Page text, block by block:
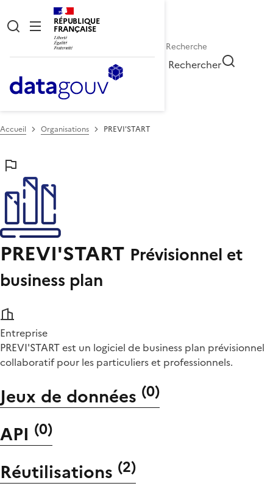
RÉPUBLIQUE
FRANÇAISE
Rechercher
Accueil Organisations PREVI'START
PREVI'START Prévisionnel et
business plan
Entreprise
PREVI'START est un logiciel de business plan prévisionnel
collaboratif pour les particuliers et professionnels.
Jeux de données (0)
API (0)
Réutilisations (2)